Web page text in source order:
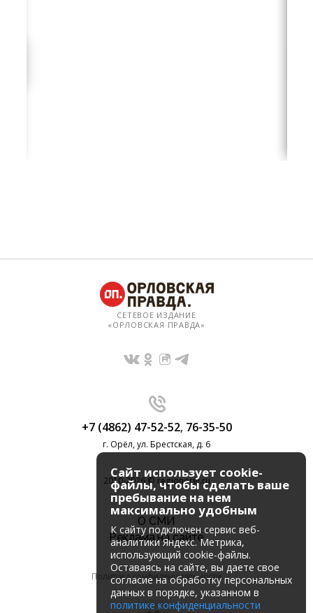
СЕТЕВОЕ ИЗДАНИЕ
«ОРЛОВСКАЯ ПРАВДА»
+7 (4862) 47-52-52, 76-35-50
г. Орёл, ул. Брестская, д. 6
2010-2026 © regionorel.ru
О СМИ
Реклама на сайте
Политика конфиденциальности
Сайт использует cookie-
файлы, чтобы сделать ваше
пребывание на нем
максимально удобным
К cайту подключен сервис веб-
аналитики Яндекс. Метрика,
использующий cookie-файлы.
Оставаясь на сайте, вы даете свое
согласие на обработку персональных
данных в порядке, указанном в
политике конфиденциальности